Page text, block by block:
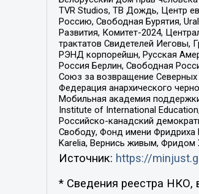
TVR Studios, ТВ Дождь, Центр
Россию, Свободная Бурятия,
Развития, Комитет-2024,
трактатов Свидетелей Иеговы,
РЭНД корпорейшн, Русская
Россия Берлин, Свободная
Союз за возвращение Северных
Федерация анархического
Мобильная академия
Institute of International
Российско-канадский
Свободу, Фонд имени Фридриха
Karelia, Вернись живым, Фридом
Источник: https://
* Сведения реестра НКО,